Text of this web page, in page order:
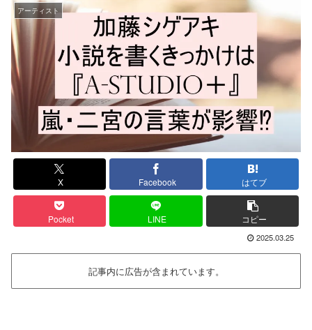
アーティスト
X Facebook はてブ
Pocket LINE コピー
2025.03.25
記事内に広告が含まれています。